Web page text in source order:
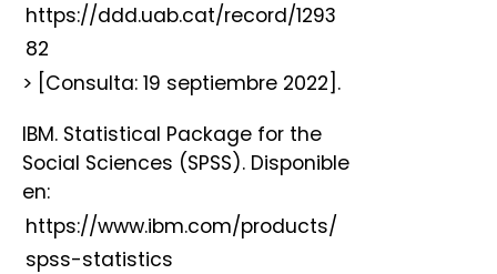
https://ddd.uab.cat/record/1293
82
> [Consulta: 19 septiembre 2022].
IBM. Statistical Package for the
Social Sciences (SPSS). Disponible
en:
https://www.ibm.com/products/
spss-statistics